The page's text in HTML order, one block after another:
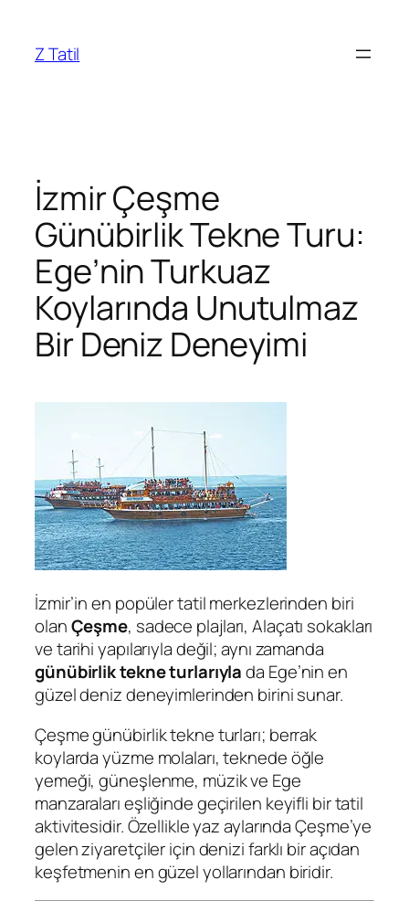
Z Tatil
İzmir Çeşme
Günübirlik Tekne Turu:
Ege’nin Turkuaz
Koylarında Unutulmaz
Bir Deniz Deneyimi
İzmir’in en popüler tatil merkezlerinden biri
olanÇeşme, sadece plajları, Alaçatı sokakları
ve tarihi yapılarıyla değil; aynı zamanda
günübirlik tekne turlarıylada Ege’nin en
güzel deniz deneyimlerinden birini sunar.
Çeşme günübirlik tekne turları; berrak
koylarda yüzme molaları, teknede öğle
yemeği, güneşlenme, müzik ve Ege
manzaraları eşliğinde geçirilen keyifli bir tatil
aktivitesidir. Özellikle yaz aylarında Çeşme’ye
gelen ziyaretçiler için denizi farklı bir açıdan
keşfetmenin en güzel yollarından biridir.